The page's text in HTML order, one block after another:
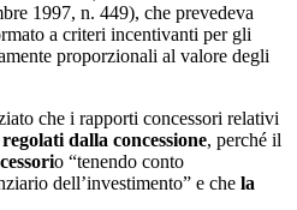
1997, n. 449), che prevedeva
a criteri incentivanti per gli
proporzionali al valore degli
che i rapporti concessori relativi
dalla concessione, perché il
o “tenendo conto
dell’investimento” e che la